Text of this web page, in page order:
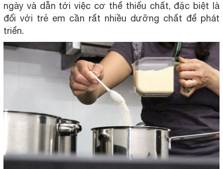
ngày và dẫn tới việc cơ thể thiếu chất, đặc biệt là
đối với trẻ em cần rất nhiều dưỡng chất để phát
triển.